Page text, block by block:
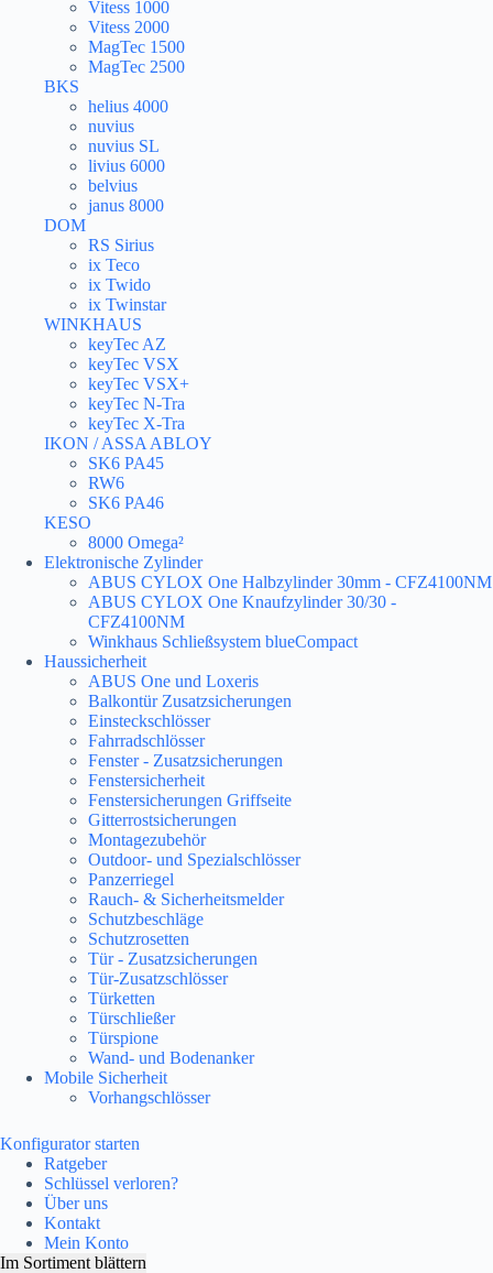
Vitess 1000
Vitess 2000
MagTec 1500
MagTec 2500
BKS
helius 4000
nuvius
nuvius SL
livius 6000
belvius
janus 8000
DOM
RS Sirius
ix Teco
ix Twido
ix Twinstar
WINKHAUS
keyTec AZ
keyTec VSX
keyTec VSX+
keyTec N-Tra
keyTec X-Tra
IKON / ASSA ABLOY
SK6 PA45
RW6
SK6 PA46
KESO
8000 Omega²
Elektronische Zylinder
ABUS CYLOX One Halbzylinder 30mm - CFZ4100NM
ABUS CYLOX One Knaufzylinder 30/30 -
CFZ4100NM
Winkhaus Schließsystem blueCompact
Haussicherheit
ABUS One und Loxeris
Balkontür Zusatzsicherungen
Einsteckschlösser
Fahrradschlösser
Fenster - Zusatzsicherungen
Fenstersicherheit
Fenstersicherungen Griffseite
Gitterrostsicherungen
Montagezubehör
Outdoor- und Spezialschlösser
Panzerriegel
Rauch- & Sicherheitsmelder
Schutzbeschläge
Schutzrosetten
Tür - Zusatzsicherungen
Tür-Zusatzschlösser
Türketten
Türschließer
Türspione
Wand- und Bodenanker
Mobile Sicherheit
Vorhangschlösser
Konfigurator starten
Ratgeber
Schlüssel verloren?
Über uns
Kontakt
Mein Konto
Im Sortiment blättern